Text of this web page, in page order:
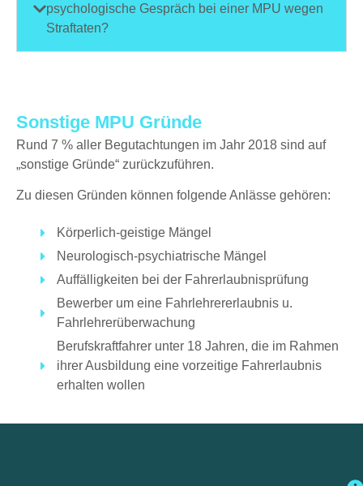
psychologische Gespräch bei einer MPU wegen
Straftaten?
Sonstige MPU Gründe
Rund 7 % aller Begutachtungen im Jahr 2018 sind auf
„sonstige Gründe“ zurückzuführen.
Zu diesen Gründen können folgende Anlässe gehören:
Körperlich-geistige Mängel
Neurologisch-psychiatrische Mängel
Auffälligkeiten bei der Fahrerlaubnisprüfung
Bewerber um eine Fahrlehrererlaubnis u.
Fahrlehrerüberwachung
Berufskraftfahrer unter 18 Jahren, die im Rahmen
ihrer Ausbildung eine vorzeitige Fahrerlaubnis
erhalten wollen